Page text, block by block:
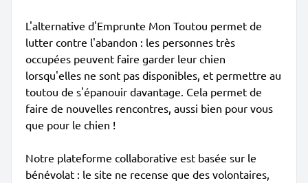
L'alternative d'Emprunte Mon Toutou permet de
lutter contre l'abandon : les personnes très
occupées peuvent faire garder leur chien
lorsqu'elles ne sont pas disponibles, et permettre au
toutou de s'épanouir davantage. Cela permet de
faire de nouvelles rencontres, aussi bien pour vous
que pour le chien !
Notre plateforme collaborative est basée sur le
bénévolat : le site ne recense que des volontaires,